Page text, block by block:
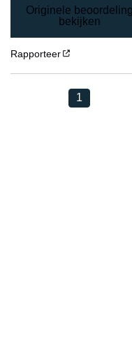
Originele
bekijken
Rapporteer
1